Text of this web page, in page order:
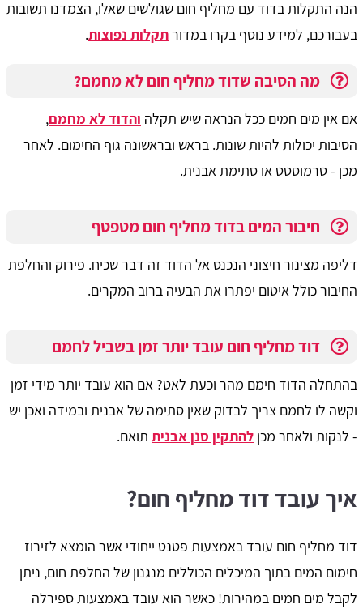
הנה התקלות בדוד עם מחליף חום שגולשים שאלו, הצמדנו תשובות
בעבורכם, למידע נוסף בקרו במדורתקלות נפוצות.
מה הסיבה שדוד מחליף חום לא מחמם?
אם אין מים חמים ככל הנראה שיש תקלה והדוד לא מחמם,
הסיבות יכולות להיות שונות. בראש ובראשונה גוף החימום. לאחר
מכן - טרמוסטט או סתימת אבנית.
חיבור המים בדוד מחליף חום מטפטף
דליפה מצינור חיצוני הנכנס אל הדוד זה דבר שכיח. פירוק והחלפת
החיבור כולל איטום יפתרו את הבעיה ברוב המקרים.
דוד מחליף חום עובד יותר זמן בשביל לחמם
בהתחלה הדוד חימם מהר וכעת לאט? אם הוא עובד יותר מידי זמן
וקשה לו לחמם צריך לבדוק שאין סתימה של אבנית ובמידה ואכן יש
- לנקות ולאחר מכן להתקין סנן אבנית תואם.
איך עובד דוד מחליף חום?
דוד מחליף חום עובד באמצעות פטנט ייחודי אשר הומצא לזירוז
חימום המים בתוך המיכלים הכוללים מנגנון של החלפת חום, ניתן
לקבל מים חמים במהירות! כאשר הוא עובד באמצעות ספירלה